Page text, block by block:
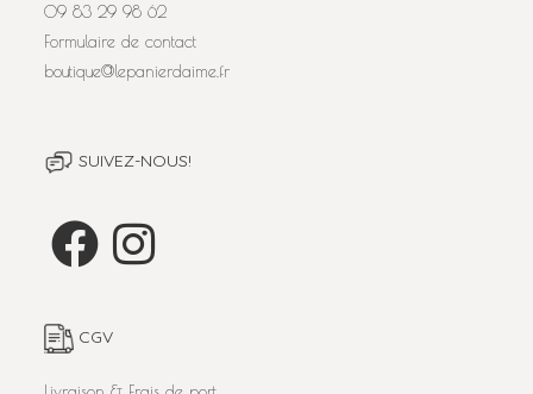
09 83 29 98 62
Formulaire de contact
boutique@lepanierdaime.fr
SUIVEZ-NOUS!
CGV